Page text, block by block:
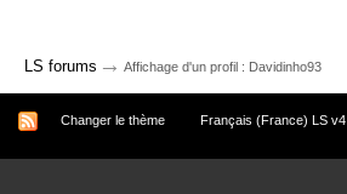
LS forums → Affichage d'un profil : Davidinho93
Changer le thème Français (France) LS v4